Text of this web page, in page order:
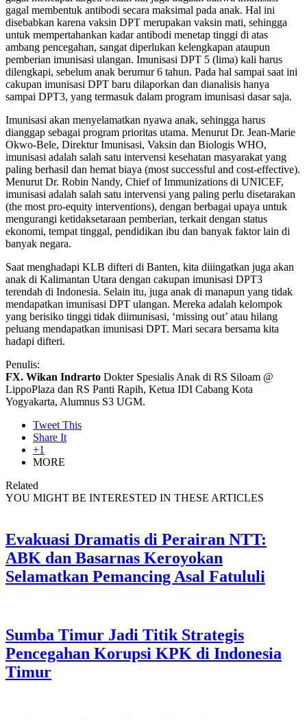
gagal membentuk antibodi secara maksimal pada anak. Hal ini
disebabkan karena vaksin DPT merupakan vaksin mati, sehingga
untuk mempertahankan kadar antibodi menetap tinggi di atas
ambang pencegahan, sangat diperlukan kelengkapan ataupun
pemberian imunisasi ulangan. Imunisasi DPT 5 (lima) kali harus
dilengkapi, sebelum anak berumur 6 tahun. Pada hal sampai saat ini
cakupan imunisasi DPT baru dilaporkan dan dianalisis hanya
sampai DPT3, yang termasuk dalam program imunisasi dasar saja.
Imunisasi akan menyelamatkan nyawa anak, sehingga harus
dianggap sebagai program prioritas utama. Menurut Dr. Jean-Marie
Okwo-Bele, Direktur Imunisasi, Vaksin dan Biologis WHO,
imunisasi adalah salah satu intervensi kesehatan masyarakat yang
paling berhasil dan hemat biaya (most successful and cost-effective).
Menurut Dr. Robin Nandy, Chief of Immunizations di UNICEF,
imunisasi adalah salah satu intervensi yang paling perlu disetarakan
(the most pro-equity interventions), dengan berbagai upaya untuk
mengurangi ketidaksetaraan pemberian, terkait dengan status
ekonomi, tempat tinggal, pendidikan ibu dan banyak faktor lain di
banyak negara.
Saat menghadapi KLB difteri di Banten, kita diiingatkan juga akan
anak di Kalimantan Utara dengan cakupan imunisasi DPT3
terendah di Indonesia. Selain itu, juga anak di manapun yang tidak
mendapatkan imunisasi DPT ulangan. Mereka adalah kelompok
yang berisiko tinggi tidak diimunisasi, ‘missing out’ atau hilang
peluang mendapatkan imunisasi DPT. Mari secara bersama kita
hadapi difteri.
Penulis:
FX. Wikan Indrarto Dokter Spesialis Anak di RS Siloam @
LippoPlaza dan RS Panti Rapih, Ketua IDI Cabang Kota
Yogyakarta, Alumnus S3 UGM.
Tweet This
Share It
+1
MORE
Related
YOU MIGHT BE INTERESTED IN THESE ARTICLES
Evakuasi Dramatis di Perairan NTT:
ABK dan Basarnas Keroyokan
Selamatkan Pemancing Asal Fatululi
Sumba Timur Jadi Titik Strategis
Pencegahan Korupsi KPK di Indonesia
Timur